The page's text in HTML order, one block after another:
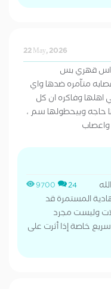
22 May, 2026
قهري بس
متآمره ضدها واي
اهلها وفاكره ان كل
حاجه وبيحطولها سم ،
9700 24
المستمرة قد
وليست مجرد
خاصة إذا أثرت على